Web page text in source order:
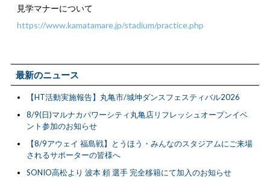
見学マナーについて
https://www.kamatamare.jp/stadium/practice.php
最新のニュース
【HT活動実施報告】丸亀市/城坤ダンスフェスティバル2026
8/9(日)マルナカパワーシティ丸亀店リフレッシュオープンイベ
ント参加のお知らせ
【8/9アウェイ 福島戦】とうほう・みんなのスタジアムにご来場
されるサポーターの皆様へ
SONIO高松より 波本 頼 選手 完全移籍にて加入のお知らせ